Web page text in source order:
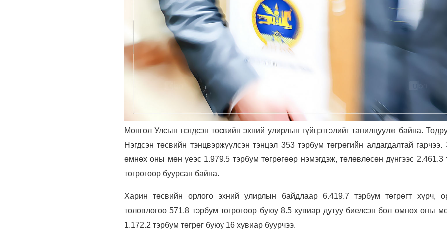
Монгол Улсын нэгдсэн төсвийн эхний улирлын гүйцэтгэлийг танилцуулж байна.
Нэгдсэн төсвийн тэнцвэржүүлсэн тэнцэл 353 тэрбум төгрөгийн алдагдалтай
өмнөх оны мөн үеэс 1.979.5 тэрбум төгрөгөөр нэмэгдэж, төлөвлөсөн дүнгээс 2.461.3
төгрөгөөр буурсан байна.
Харин төсвийн орлого эхний улирлын байдлаар 6.419.7 тэрбум төгрөгт хүрч,
төлөвлөгөө 571.8 тэрбум төгрөгөөр буюу 8.5 хувиар дутуу биелсэн бол өмнөх оны
1.172.2 тэрбум төгрөг буюу 16 хувиар буурчээ.